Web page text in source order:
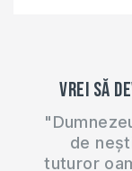
Vrei să
de
tuturor